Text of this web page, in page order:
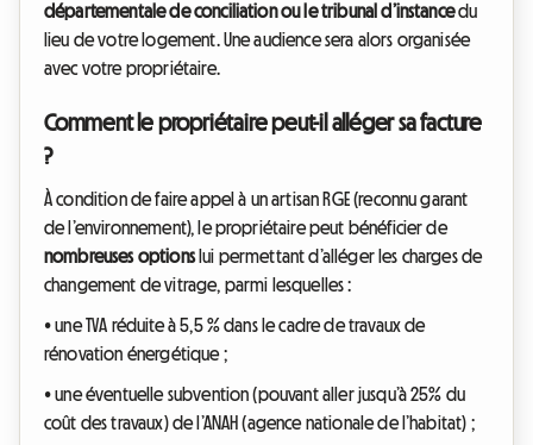
départementale de conciliation ou le tribunal d’instancedu
lieu de votre logement. Une audience sera alors organisée
avec votre propriétaire.
Comment le propriétaire peut-il alléger sa facture
?
À condition de faire appel à un artisan RGE (reconnu garant
de l’environnement), le propriétaire peut bénéficier de
nombreuses optionslui permettant d’alléger les charges de
changement de vitrage, parmi lesquelles :
• une TVA réduite à 5,5 % dans le cadre de travaux de
rénovation énergétique ;
• une éventuelle subvention (pouvant aller jusqu’à 25% du
coût des travaux) de l’ANAH (agence nationale de l’habitat) ;